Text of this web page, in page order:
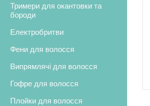
Тримери для окантовки та
бороди
Електробритви
Фени для волосся
Випрямлячі для волосся
Гофре для волосся
Плойки для волосся